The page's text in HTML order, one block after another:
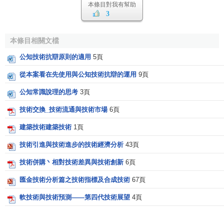
本條目對我有幫助
3
本條目相關文檔
公知技術抗辯原則的適用 5頁
從本案看在先使用與公知技術抗辯的運用 9頁
公知常識說理的思考 3頁
技術交換_技術流通與技術市場 6頁
建築技術建築技術 1頁
技術引進與技術進步的技術經濟分析 43頁
技術併購丶相對技術差異與技術創新 6頁
匯金技術分析篇之技術指標及合成技術 67頁
軟技術與技術預測——第四代技術展望 4頁